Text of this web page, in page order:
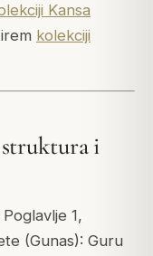
Kansa
kolekciji
i
1,
(Gunas): Guru